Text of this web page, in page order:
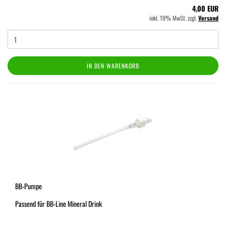
4,00 EUR
inkl. 19% MwSt. zzgl.Versand
IN DEN WARENKORB
BB-Pumpe
Passend für BB-Line Mineral Drink